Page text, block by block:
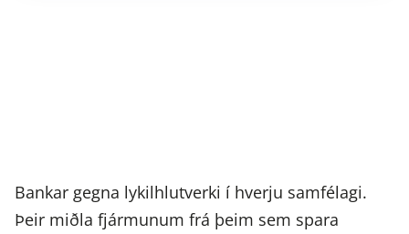
Bankar gegna lykilhlutverki í hverju samfélagi.
Þeir miðla fjármunum frá þeim sem spara